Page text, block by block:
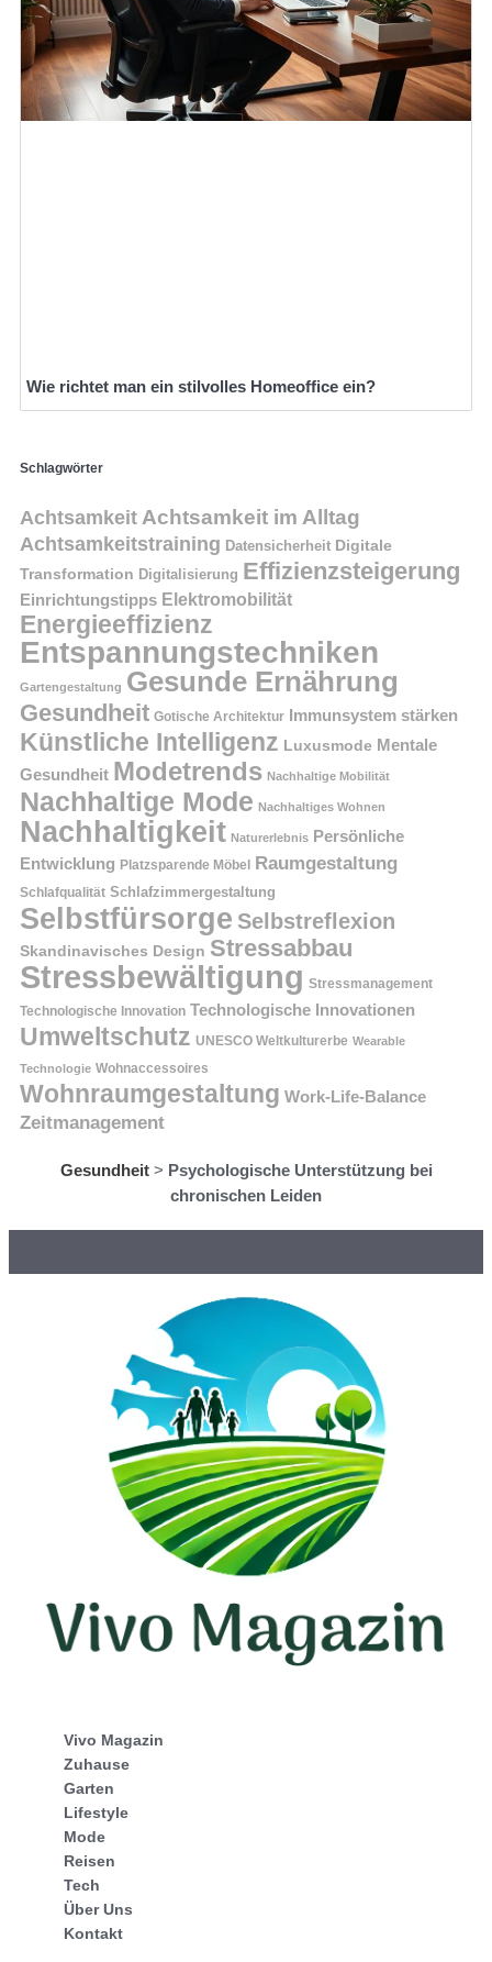
Wie richtet man ein stilvolles Homeoffice ein?
Schlagwörter
Achtsamkeit Achtsamkeit im Alltag
Achtsamkeitstraining Datensicherheit Digitale
Transformation Digitalisierung Effizienzsteigerung
Einrichtungstipps Elektromobilität
Energieeffizienz
Entspannungstechniken
Gartengestaltung Gesunde Ernährung
Gesundheit Gotische Architektur Immunsystem stärken
Künstliche Intelligenz Luxusmode Mentale
Gesundheit Modetrends Nachhaltige Mobilität
Nachhaltige Mode Nachhaltiges Wohnen
Nachhaltigkeit Naturerlebnis Persönliche
Entwicklung Platzsparende Möbel Raumgestaltung
Schlafqualität Schlafzimmergestaltung
Selbstfürsorge Selbstreflexion
Skandinavisches Design Stressabbau
Stressbewältigung Stressmanagement
Technologische Innovation Technologische Innovationen
Umweltschutz UNESCO Weltkulturerbe Wearable
Technologie Wohnaccessoires
Wohnraumgestaltung Work-Life-Balance
Zeitmanagement
Gesundheit> Psychologische Unterstützung bei
chronischen Leiden
Vivo Magazin
Zuhause
Garten
Lifestyle
Mode
Reisen
Tech
Über Uns
Kontakt